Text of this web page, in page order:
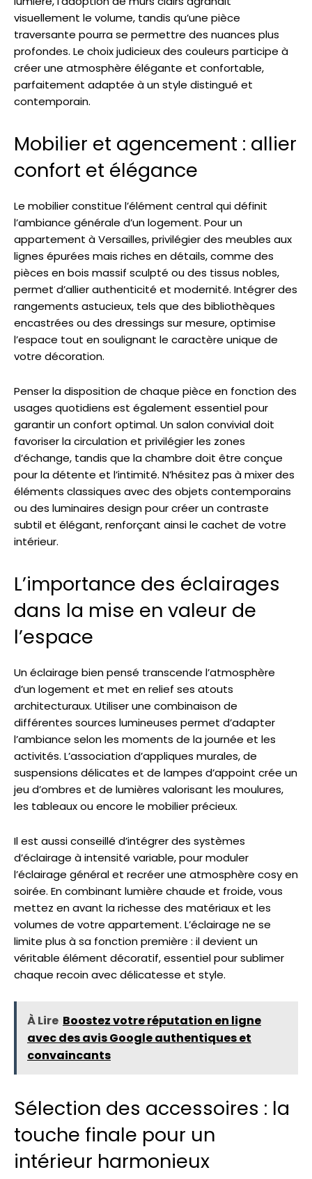
visuellement le volume, tandis qu’une pièce
traversante pourra se permettre des nuances plus
profondes. Le choix judicieux des couleurs participe à
créer une atmosphère élégante et confortable,
parfaitement adaptée à un style distingué et
contemporain.
Mobilier et agencement : allier
confort et élégance
Le mobilier constitue l’élément central qui définit
l’ambiance générale d’un logement. Pour un
appartement à Versailles, privilégier des meubles aux
lignes épurées mais riches en détails, comme des
pièces en bois massif sculpté ou des tissus nobles,
permet d’allier authenticité et modernité. Intégrer des
rangements astucieux, tels que des bibliothèques
encastrées ou des dressings sur mesure, optimise
l’espace tout en soulignant le caractère unique de
votre décoration.
Penser la disposition de chaque pièce en fonction des
usages quotidiens est également essentiel pour
garantir un confort optimal. Un salon convivial doit
favoriser la circulation et privilégier les zones
d’échange, tandis que la chambre doit être conçue
pour la détente et l’intimité. N’hésitez pas à mixer des
éléments classiques avec des objets contemporains
ou des luminaires design pour créer un contraste
subtil et élégant, renforçant ainsi le cachet de votre
intérieur.
L’importance des éclairages
dans la mise en valeur de
l’espace
Un éclairage bien pensé transcende l’atmosphère
d’un logement et met en relief ses atouts
architecturaux. Utiliser une combinaison de
différentes sources lumineuses permet d’adapter
l’ambiance selon les moments de la journée et les
activités. L’association d’appliques murales, de
suspensions délicates et de lampes d’appoint crée un
jeu d’ombres et de lumières valorisant les moulures,
les tableaux ou encore le mobilier précieux.
Il est aussi conseillé d’intégrer des systèmes
d’éclairage à intensité variable, pour moduler
l’éclairage général et recréer une atmosphère cosy en
soirée. En combinant lumière chaude et froide, vous
mettez en avant la richesse des matériaux et les
volumes de votre appartement. L’éclairage ne se
limite plus à sa fonction première : il devient un
véritable élément décoratif, essentiel pour sublimer
chaque recoin avec délicatesse et style.
À Lire Boostez votre réputation en ligne
avec des avis Google authentiques et
convaincants
Sélection des accessoires : la
touche finale pour un
intérieur harmonieux